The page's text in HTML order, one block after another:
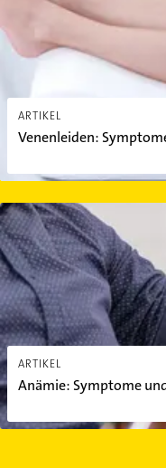
ARTIKEL
Venenleiden:
ARTIKEL
Anämie: Symptome
Anämie: Symptome und